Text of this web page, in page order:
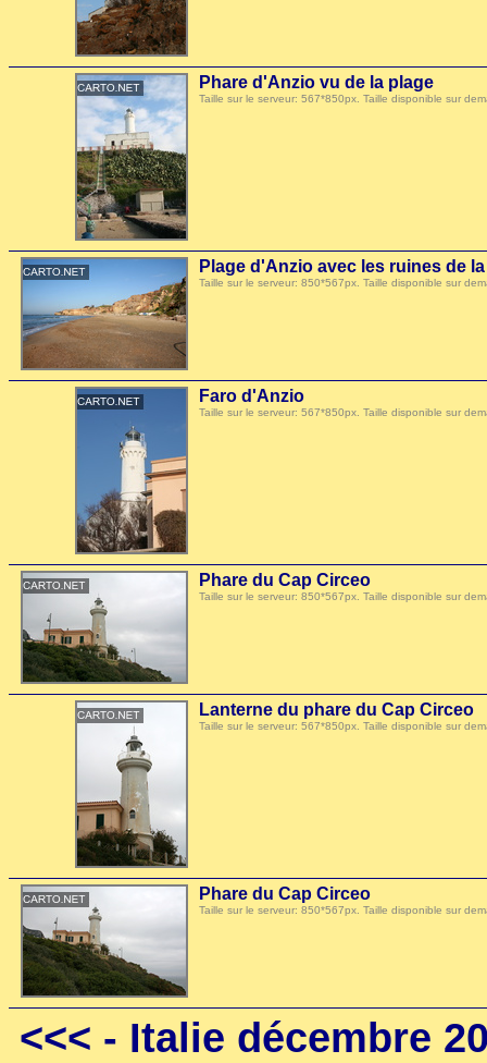
Phare d'Anzio vu de la plage
Taille sur le serveur: 567*850px. Taille disponible sur
Plage d'Anzio avec les ruines de
Taille sur le serveur: 850*567px. Taille disponible sur
Faro d'Anzio
Taille sur le serveur: 567*850px. Taille disponible sur
Phare du Cap Circeo
Taille sur le serveur: 850*567px. Taille disponible sur
Lanterne du phare du Cap Circeo
Taille sur le serveur: 567*850px. Taille disponible sur
Phare du Cap Circeo
Taille sur le serveur: 850*567px. Taille disponible sur
<<< - Italie décembre